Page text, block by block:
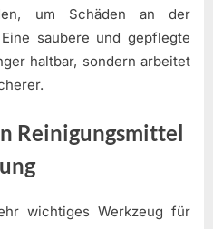
um Schäden an der
saubere und gepflegte
haltbar, sondern arbeitet
Reinigungsmittel
wichtiges Werkzeug für